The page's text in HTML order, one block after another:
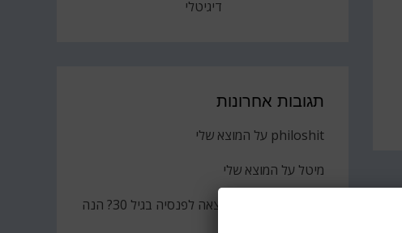
דיגיטלי
תגובות אחרונות
philoshit על המוצא שלי
מיטל על המוצא שלי
הסולידית יצאה לפנסיה בגיל 30? הנה